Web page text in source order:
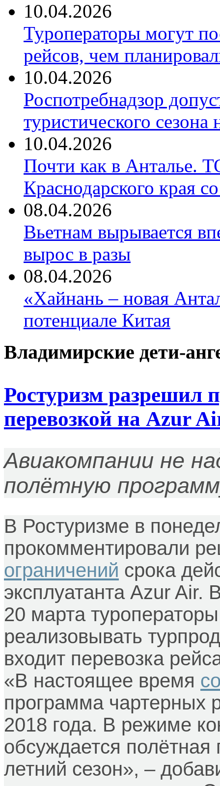
10.04.2026
Туроператоры могут
рейсов, чем
10.04.2026
Роспотребнадзор
туристического
10.04.2026
Почти как в Анталье.
Краснодарского края
08.04.2026
Вьетнам вырывается
вырос в разы
08.04.2026
«Хайнань – новая
потенциале Китая
Владимирские дети-
Ростуризм разрешил
перевозкой на Azur
Авиакомпании не
полётную
В Ростуризме в
прокомментировали
ограничений срока
эксплуатанта Azur Air.
20 марта
реализовывать
входит перевозка
«В настоящее время
программа чартерных
2018 года. В режиме
обсуждается
летний сезон», –